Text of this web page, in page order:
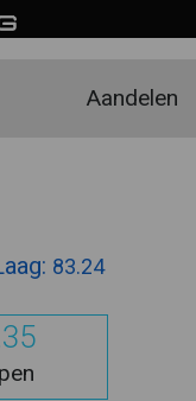
Aandelen
83.24